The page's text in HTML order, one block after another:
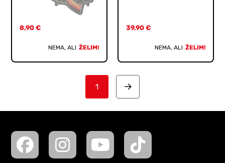
8,90€
NEMA, ALI ŽELIM!
39,90 €
NEMA, ALI ŽELIM!
1 Next